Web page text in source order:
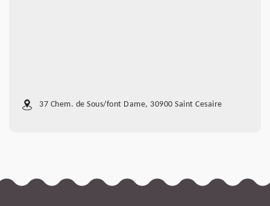
37 Chem. de Sous/font Dame, 30900 Saint Cesaire